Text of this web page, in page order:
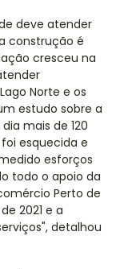
deve atender
construção é
cresceu na
Norte e os
estudo sobre a
mais de 120
esquecida e
esforços
todo o apoio da
Perto de
2021 e a
detalhou